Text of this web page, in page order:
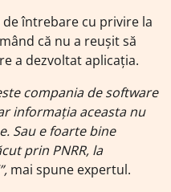
întrebare cu privire la
că nu a reușit să
a dezvoltat aplicația.
compania de software
informația aceasta nu
Sau e foarte bine
prin PNRR, la
mai spune expertul.